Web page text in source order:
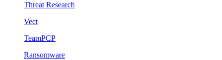
Threat Research
Vect
TeamPCP
Ransomware